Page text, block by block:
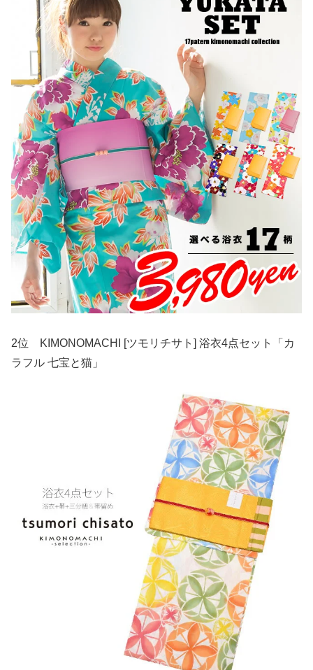
2位 KIMONOMACHI [ツモリチサト] 浴衣4点セット「カ
ラフル 七宝と猫」